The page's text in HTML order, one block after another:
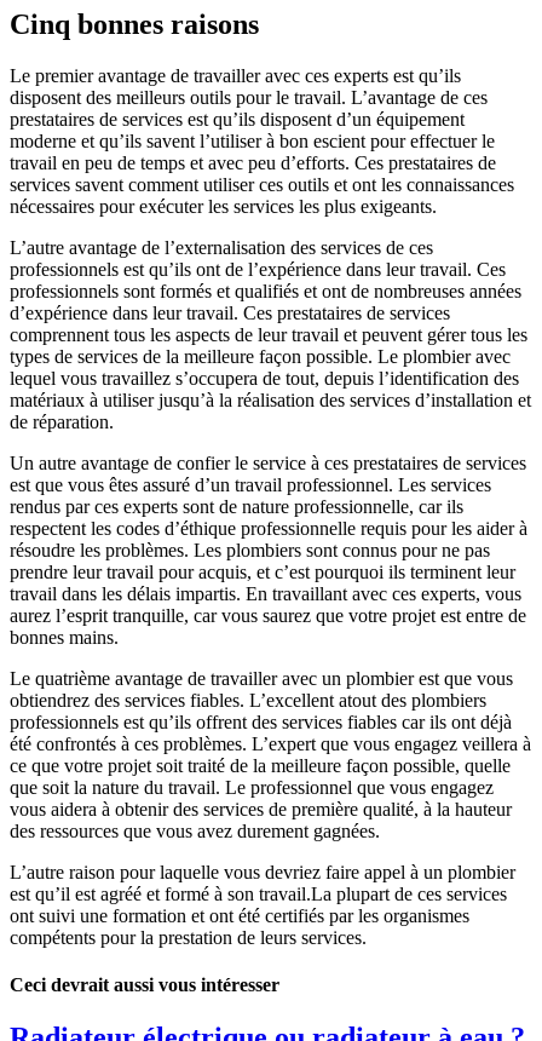
Cinq bonnes raisons
Le premier avantage de travailler avec ces experts est qu’ils
disposent des meilleurs outils pour le travail. L’avantage de ces
prestataires de services est qu’ils disposent d’un équipement
moderne et qu’ils savent l’utiliser à bon escient pour effectuer le
travail en peu de temps et avec peu d’efforts. Ces prestataires de
services savent comment utiliser ces outils et ont les connaissances
nécessaires pour exécuter les services les plus exigeants.
L’autre avantage de l’externalisation des services de ces
professionnels est qu’ils ont de l’expérience dans leur travail. Ces
professionnels sont formés et qualifiés et ont de nombreuses années
d’expérience dans leur travail. Ces prestataires de services
comprennent tous les aspects de leur travail et peuvent gérer tous les
types de services de la meilleure façon possible. Le plombier avec
lequel vous travaillez s’occupera de tout, depuis l’identification des
matériaux à utiliser jusqu’à la réalisation des services d’installation et
de réparation.
Un autre avantage de confier le service à ces prestataires de services
est que vous êtes assuré d’un travail professionnel. Les services
rendus par ces experts sont de nature professionnelle, car ils
respectent les codes d’éthique professionnelle requis pour les aider à
résoudre les problèmes. Les plombiers sont connus pour ne pas
prendre leur travail pour acquis, et c’est pourquoi ils terminent leur
travail dans les délais impartis. En travaillant avec ces experts, vous
aurez l’esprit tranquille, car vous saurez que votre projet est entre de
bonnes mains.
Le quatrième avantage de travailler avec un plombier est que vous
obtiendrez des services fiables. L’excellent atout des plombiers
professionnels est qu’ils offrent des services fiables car ils ont déjà
été confrontés à ces problèmes. L’expert que vous engagez veillera à
ce que votre projet soit traité de la meilleure façon possible, quelle
que soit la nature du travail. Le professionnel que vous engagez
vous aidera à obtenir des services de première qualité, à la hauteur
des ressources que vous avez durement gagnées.
L’autre raison pour laquelle vous devriez faire appel à un plombier
est qu’il est agréé et formé à son travail.La plupart de ces services
ont suivi une formation et ont été certifiés par les organismes
compétents pour la prestation de leurs services.
Ceci devrait aussi vous intéresser